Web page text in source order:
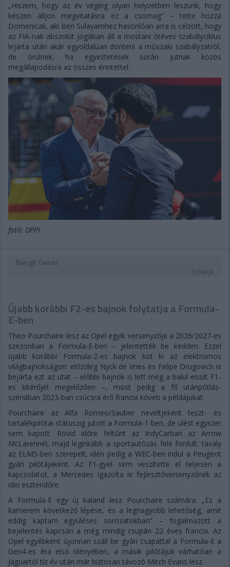
„Hiszem, hogy az év végéig olyan helyzetben leszünk, hogy
készen álljon megvitatásra ez a csomag” – tette hozzá
Domenicali, aki Ben Sulayamhez hasonlóan arra is célzott, hogy
az FIA-nak abszolút jogában áll a mostani ötéves szabályciklus
lejárta után akár egyoldalúan dönteni a műszaki szabályzatról,
de örülnek, ha egyeztetések során jutnak közös
megállapodásra az összes érintettel.
fotó: DPPI
Balogh Tamás
3 napja
Újabb korábbi F2-es bajnok folytatja a Formula-
E-ben
Theo Pourchaire lesz az Opel egyik versenyzője a 2026/2027-es
szezonban a Formula-E-ben – jelentették be kedden. Ezzel
újabb korábbi Formula-2-es bajnok köt ki az elektromos
világbajnokságon: előzőleg Nyck de Vries és Felipe Drugovich is
bejárta ezt az utat – előbbi bajnok is lett még a balul elsült F1-
es kitérőjét megelőzően –, most pedig a fő utánpótlás-
szériában 2023-ban csúcsra érő francia követi a példájukat.
Pourchaire az Alfa Romeo/Sauber neveltjeként teszt- és
tartalékpilótai státuszig jutott a Formula-1-ben, de ülést egyszer
sem kapott. Rövid időre feltűnt az IndyCarban az Arrow
McLarennél, majd leginkább a sportautózás felé fordult: tavaly
az ELMS-ben szerepelt, idén pedig a WEC-ben indul a Peugeot
gyári pilótájaként. Az F1-gyel sem veszítette el teljesen a
kapcsolatot, a Mercedes igazolta le fejlesztőversenyzőnek az
idei esztendőre.
A Formula-E egy új kaland lesz Pourchaire számára: „Ez a
karrierem következő lépése, és a legnagyobb lehetőség, amit
eddig kaptam együléses sorozatokban” – fogalmazott a
bejelentés kapcsán a még mindig csupán 22 éves francia. Az
Opel egyébként újonnan száll be gyári csapattal a Formula-E a
Gen4-es éra első idényében, a másik pilótájuk várhatóan a
Jaguartól tíz év után már biztosan távozó Mitch Evans lesz.